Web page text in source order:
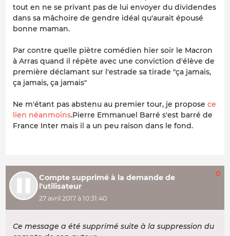
tout en ne se privant pas de lui envoyer du dividendes
dans sa mâchoire de gendre idéal qu'aurait épousé
bonne maman.
Par contre quelle piètre comédien hier soir le Macron
à Arras quand il répète avec une conviction d'élève de
première déclamant sur l'estrade sa tirade "ça jamais,
ça jamais, ça jamais"
Ne m'étant pas abstenu au premier tour, je propose ce
lien néanmoins.Pierre Emmanuel Barré s'est barré de
France Inter mais il a un peu raison dans le fond.
Compte supprimé à la demande de
l'utilisateur
27 avril 2017 à 10:31:40
0
Ce message a été supprimé suite à la suppression du